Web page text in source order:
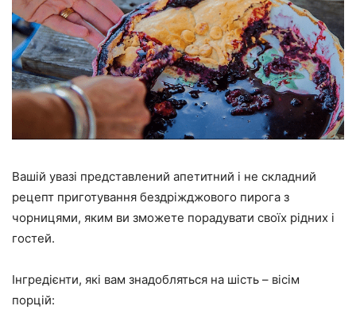
Вашій увазі представлений апетитний і не складний
рецепт приготування бездріжджового пирога з
чорницями, яким ви зможете порадувати своїх рідних і
гостей.
Інгредієнти, які вам знадобляться на шість – вісім
порцій: